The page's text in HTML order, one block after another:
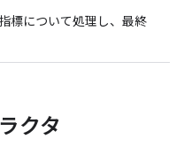
標について処理し、最終
クタ